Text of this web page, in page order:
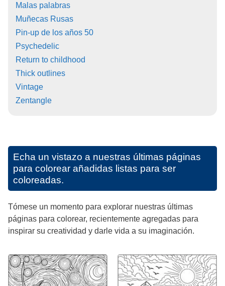
Malas palabras
Muñecas Rusas
Pin-up de los años 50
Psychedelic
Return to childhood
Thick outlines
Vintage
Zentangle
Echa un vistazo a nuestras últimas páginas
para colorear añadidas listas para ser
coloreadas.
Tómese un momento para explorar nuestras últimas
páginas para colorear, recientemente agregadas para
inspirar su creatividad y darle vida a su imaginación.